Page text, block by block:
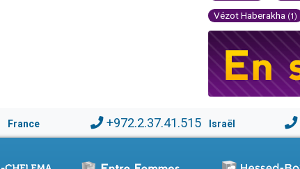
Vézot Haberakha (1)
France +972.2.37.41.515 Israël